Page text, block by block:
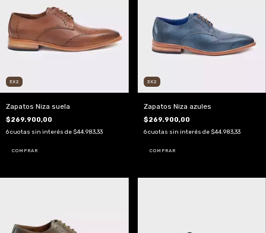
3X2
Zapatos Niza suela
$269.900,00
6cuotas sin interés de $44.983,33
COMPRAR
3X2
Zapatos Niza azules
$269.900,00
6 cuotas sin interés de $44.983,33
COMPRAR